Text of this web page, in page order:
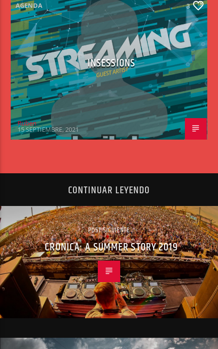
AGENDA 3
INSESSIONS
Ruben
15 SEPTIEMBRE, 2021
CONTINUAR LEYENDO
POST SIGUIENTE
CRÓNICA: A SUMMER STORY 2019